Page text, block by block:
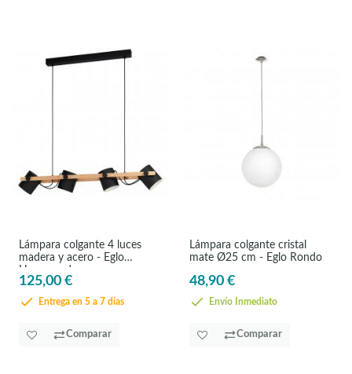
Lámpara colgante 4 luces
madera y acero - Eglo
Hornwood
125,00 €
Entrega en 5 a 7 días
Comparar
Lámpara colgante cristal
mate Ø25 cm - Eglo Rondo
48,90 €
Envío Inmediato
Comparar